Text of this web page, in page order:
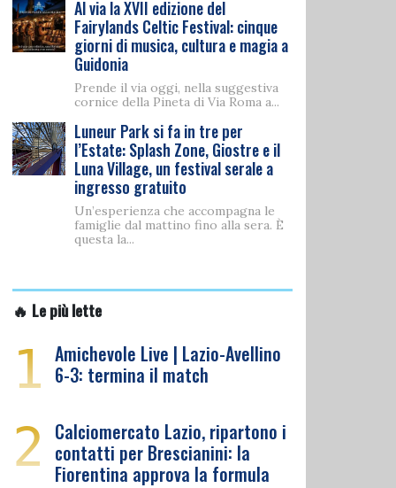
Al via la XVII edizione del
Fairylands Celtic Festival: cinque
giorni di musica, cultura e magia a
Guidonia
Prende il via oggi, nella suggestiva
cornice della Pineta di Via Roma a...
Luneur Park si fa in tre per
l’Estate: Splash Zone, Giostre e il
Luna Village, un festival serale a
ingresso gratuito
Un’esperienza che accompagna le
famiglie dal mattino fino alla sera. È
questa la...
🔥 Le più lette
1 Amichevole Live | Lazio-Avellino
6-3: termina il match
2 Calciomercato Lazio, ripartono i
contatti per Brescianini: la
Fiorentina approva la formula